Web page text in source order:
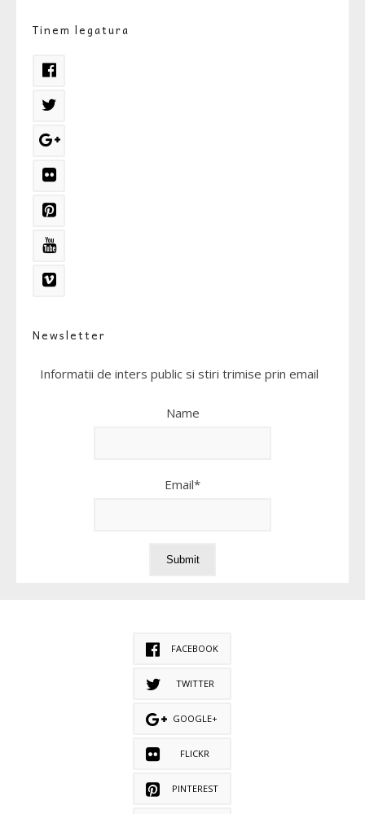
Tinem legatura
Newsletter
Informatii de inters public si stiri trimise prin email
Name
Email*
FACEBOOK
TWITTER
GOOGLE+
FLICKR
PINTEREST